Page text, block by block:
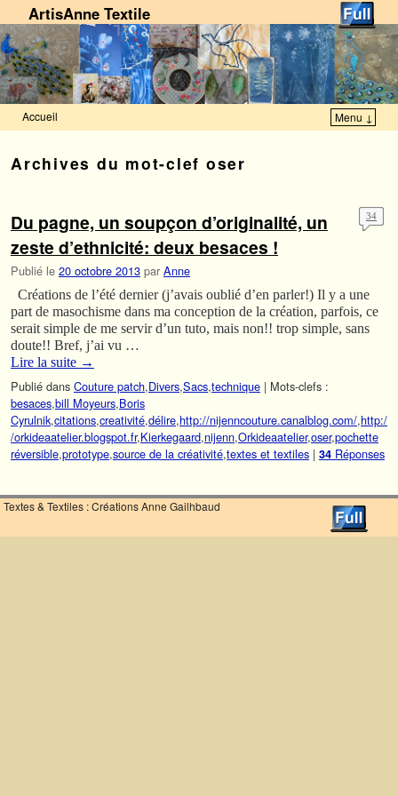
ArtisAnne Textile
Accueil Menu ↓
Archives du mot-clef oser
Du pagne, un soupçon d’originalité, un
zeste d’ethnicité: deux besaces !
Publié le 20 octobre 2013 par Anne
34
Créations de l’été dernier (j’avais oublié d’en parler!) Il y a une
part de masochisme dans ma conception de la création, parfois, ce
serait simple de me servir d’un tuto, mais non!! trop simple, sans
doute!! Bref, j’ai vu …
Lire la suite →
Publié dans Couture patch,Divers,Sacs,technique | Mots-clefs :
besaces,bill Moyeurs,Boris
Cyrulnik,citations,creativité,délire,http://nijenncouture.canalblog.com/,http:/
/orkideaatelier.blogspot.fr,Kierkegaard,nijenn,Orkideaatelier,oser,pochette
réversible,prototype,source de la créativité,textes et textiles | 34 Réponses
Textes & Textiles : Créations Anne Gailhbaud